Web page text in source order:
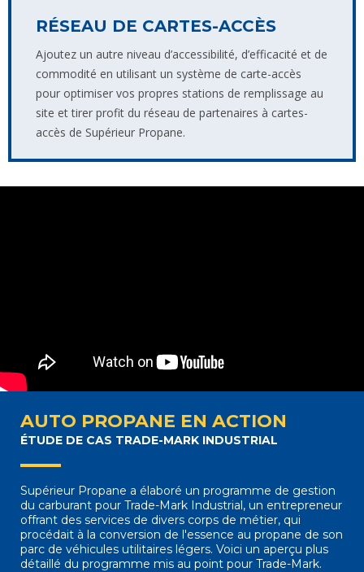
RÉSEAU DE CARTES-ACCÈS
Ajoutez un autre niveau d’accessibilité, d’efficacité et de
commodité en utilisant un système de carte-accès
pour optimiser vos propres stations de remplissage au
site et tirer profit du réseau de partenaires à cartes-
accès de Supérieur Propane.
AUTO PROPANE EN ACTION
ÉTUDE DE CAS TRADE-MARK INDUSTRIAL
Supérieur Propane a élaboré un programme de gestion
du carburant pour Trade-Mark Industrial, un entrepreneur
offrant des services de divers corps de métier, qui
procédait à la conversion de l'essence au propane de son
parc de véhicules utilitaires légers. Voici un aperçu plus
détaillé du programme mis au point pour Trade-Mark.